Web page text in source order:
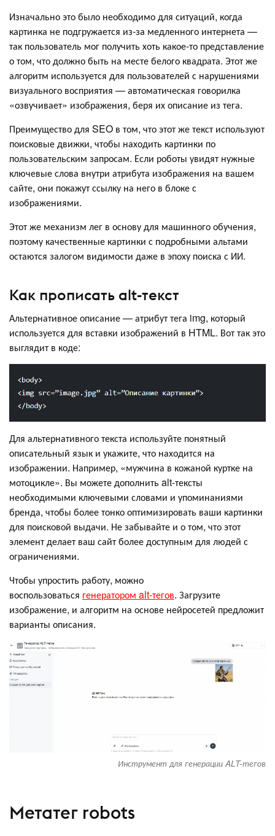
Изначально это было необходимо для ситуаций, когда
картинка не подгружается из-за медленного интернета —
так пользователь мог получить хоть какое-то представление
о том, что должно быть на месте белого квадрата. Этот же
алгоритм используется для пользователей с нарушениями
визуального восприятия — автоматическая говорилка
«озвучивает» изображения, беря их описание из тега.
Преимущество для SEO в том, что этот же текст используют
поисковые движки, чтобы находить картинки по
пользовательским запросам. Если роботы увидят нужные
ключевые слова внутри атрибута изображения на вашем
сайте, они покажут ссылку на него в блоке с
изображениями.
Этот же механизм лег в основу для машинного обучения,
поэтому качественные картинки с подробными альтами
остаются залогом видимости даже в эпоху поиска с ИИ.
Как прописать alt-текст
Альтернативное описание — атрибут тега img, который
используется для вставки изображений в HTML. Вот так это
выглядит в коде:
Для альтернативного текста используйте понятный
описательный язык и укажите, что находится на
изображении. Например, «мужчина в кожаной куртке на
мотоцикле». Вы можете дополнить alt-тексты
необходимыми ключевыми словами и упоминаниями
бренда, чтобы более тонко оптимизировать ваши картинки
для поисковой выдачи. Не забывайте и о том, что этот
элемент делает ваш сайт более доступным для людей с
ограничениями.
Чтобы упростить работу, можно
воспользоваться генератором alt-тегов. Загрузите
изображение, и алгоритм на основе нейросетей предложит
варианты описания.
Инструмент для генерации ALT-тегов
Метатег robots